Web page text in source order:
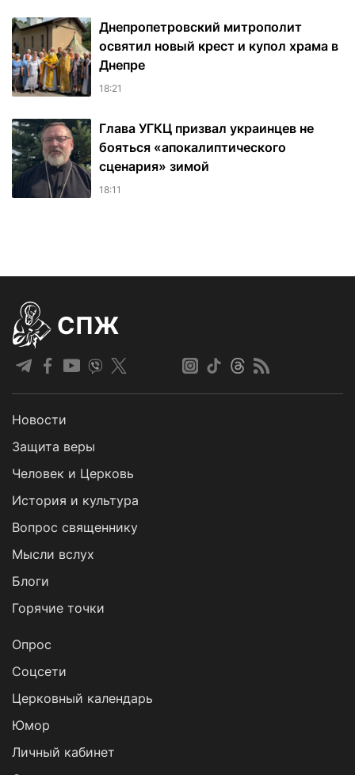
Днепропетровский митрополит
освятил новый крест и купол храма в
Днепре
18:21
Глава УГКЦ призвал украинцев не
бояться «апокалиптического
сценария» зимой
18:11
СПЖ
Новости
Защита веры
Человек и Церковь
История и культура
Вопрос священнику
Мысли вслух
Блоги
Горячие точки
Опрос
Cоцсети
Церковный календарь
Юмор
Личный кабинет